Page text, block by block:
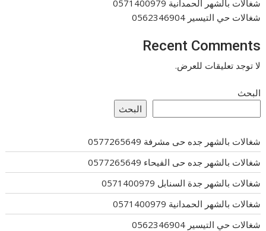
شغالات بالشهر الحمدانية 0571400979
شغالات حي التيسير 0562346904
Recent Comments
لا توجد تعليقات للعرض.
البحث
البحث
شغالات بالشهر جده حى مشرفة 0577265649
شغالات بالشهر جده حى الفيحاء 0577265649
شغالات بالشهر جدة السنابل 0571400979
شغالات بالشهر الحمدانية 0571400979
شغالات حي التيسير 0562346904